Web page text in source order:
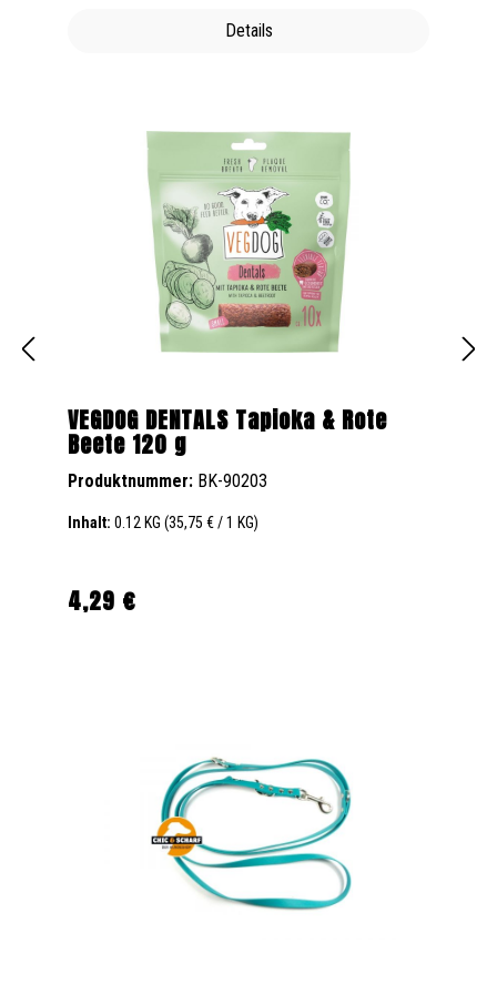
Details
VEGDOG DENTALS Tapioka & Rote
Beete 120 g
Produktnummer: BK-90203
Inhalt: 0.12 KG (35,75 € / 1 KG)
Regulärer Preis:
4,29 €